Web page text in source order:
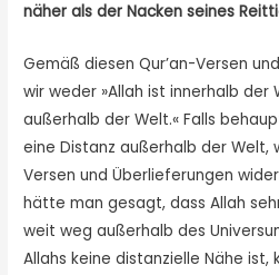
näher als der Nacken seines
Gemäß diesen Qur’an-Versen
wir weder »Allah ist innerhalb der
außerhalb der Welt.« Falls
eine Distanz außerhalb der Welt,
Versen und Überlieferungen
hätte man gesagt, dass Allah
weit weg außerhalb des
Allahs keine distanzielle Nähe ist,